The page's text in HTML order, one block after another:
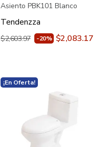
Asiento PBK101 Blanco
Tendenzza
$2,603.97 -20% $2,083.17
¡En Oferta!